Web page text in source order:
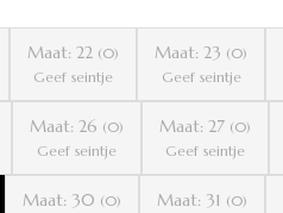
Maat: 22 (0)
Geef seintje
Maat: 23 (0)
Geef seintje
Maat: 26 (0)
Geef seintje
Maat: 27 (0)
Geef seintje
Maat: 30 (0)
Maat: 31 (0)